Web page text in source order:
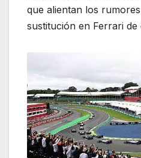
que alientan los
sustitución en Ferrari